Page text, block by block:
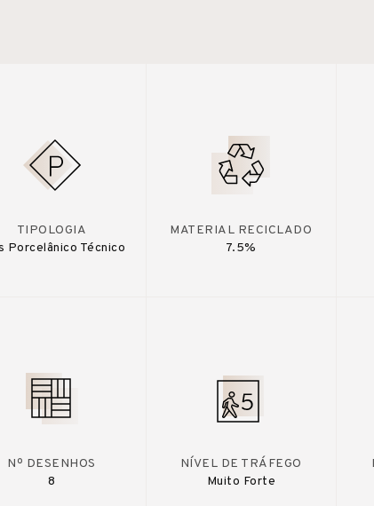
TIPOLOGIA
Porcelânico Técnico
MATERIAL RECICLADO
7.5%
Nº DESENHOS
8
NÍVEL DE TRÁFEGO
Muito Forte